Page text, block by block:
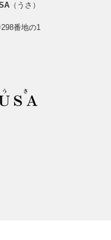
（うさ）
番地の1